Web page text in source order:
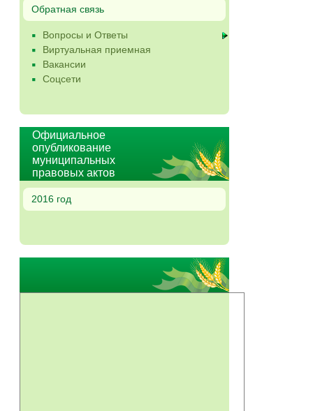
Обратная связь
Вопросы и Ответы
Виртуальная приемная
Вакансии
Соцсети
Официальное
опубликование
муниципальных
правовых актов
2016 год